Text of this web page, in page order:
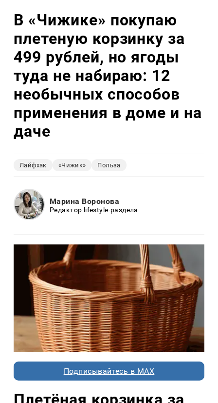
В «Чижике» покупаю
плетеную корзинку за
499 рублей, но ягоды
туда не набираю: 12
необычных способов
применения в доме и на
даче
Лайфхак «Чижик» Польза
Марина Воронова
Редактор lifestyle-раздела
Подписывайтесь в MAX